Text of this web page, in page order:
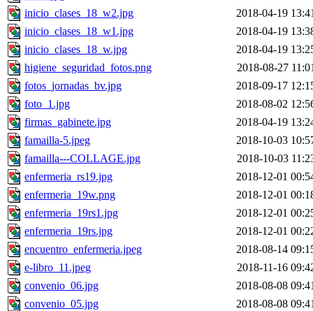
inicio_clases_18_w2.jpg
2018-04-19
inicio_clases_18_w1.jpg
2018-04-19
inicio_clases_18_w.jpg
2018-04-19
higiene_seguridad_fotos.png
2018-08-27
fotos_jornadas_bv.jpg
2018-09-17
foto_1.jpg
2018-08-02
firmas_gabinete.jpg
2018-04-19
famailla-5.jpeg
2018-10-03
famailla---COLLAGE.jpg
2018-10-03
enfermeria_rs19.jpg
2018-12-01
enfermeria_19w.png
2018-12-01
enfermeria_19rs1.jpg
2018-12-01
enfermeria_19rs.jpg
2018-12-01
encuentro_enfermeria.jpeg
2018-08-14
e-libro_11.jpeg
2018-11-16
convenio_06.jpg
2018-08-08
convenio_05.jpg
2018-08-08